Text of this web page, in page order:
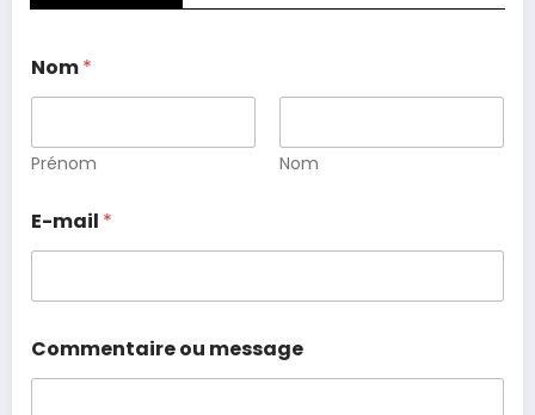
Nom*
Prénom Nom
E-mail *
Commentaire ou message